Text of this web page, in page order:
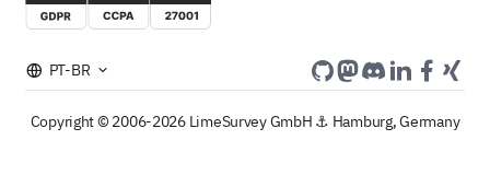
PT-BR
Copyright © 2006-2026 LimeSurvey GmbH ⚓ Hamburg, Germany